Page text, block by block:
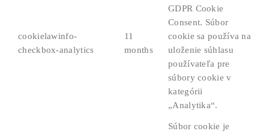
cookielawinfo-
checkbox-analytics
11
months
GDPR Cookie
Consent. Súbor
cookie sa používa na
uloženie súhlasu
používateľa pre
súbory cookie v
kategórii
„Analytika“.
Súbor cookie je